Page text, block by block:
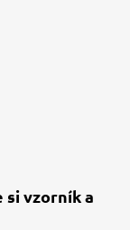
vzorník a